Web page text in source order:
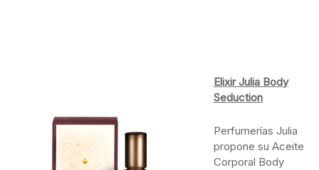
Elixir Julia Body
Seduction
Perfumerías Julia
propone su Aceite
Corporal Body